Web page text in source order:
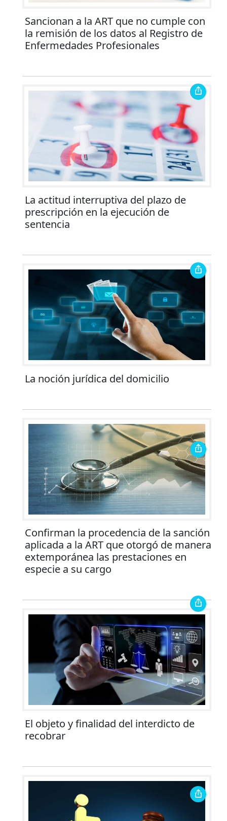
Sancionan a la ART que no cumple con
la remisión de los datos al Registro de
Enfermedades Profesionales
La actitud interruptiva del plazo de
prescripción en la ejecución de
sentencia
La noción jurídica del domicilio
Confirman la procedencia de la sanción
aplicada a la ART que otorgó de manera
extemporánea las prestaciones en
especie a su cargo
El objeto y finalidad del interdicto de
recobrar